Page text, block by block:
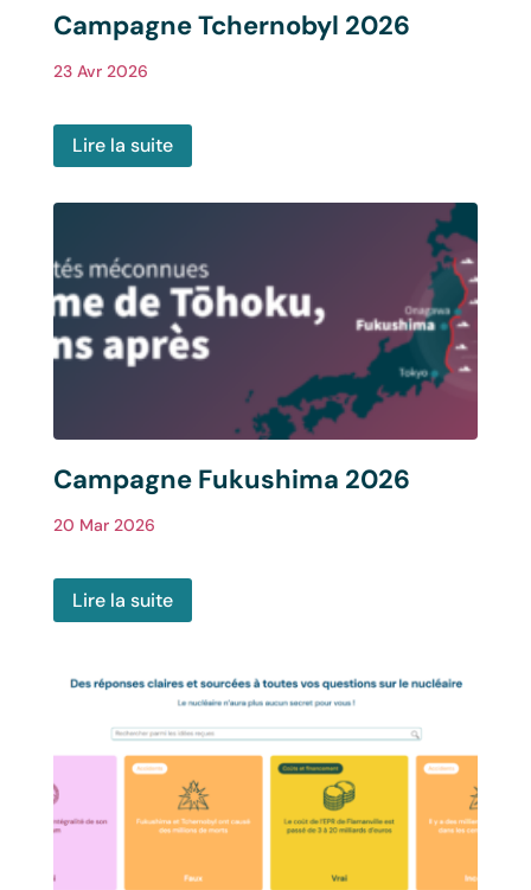
Campagne Tchernobyl 2026
23 Avr 2026
Lire la suite
Campagne Fukushima 2026
20 Mar 2026
Lire la suite